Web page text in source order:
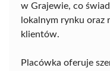
w Grajewie, co
lokalnym rynku oraz
klientów.
Placówka oferuje